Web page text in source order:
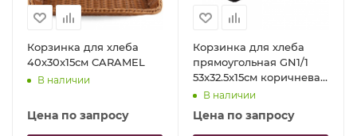
Корзинка для хлеба
40x30x15см CARAMEL
В наличии
Цена по запросу
Корзинка для хлеба
прямоугольная GN1/1
53x32.5x15см коричневая
Profi-Chef
В наличии
Цена по запросу